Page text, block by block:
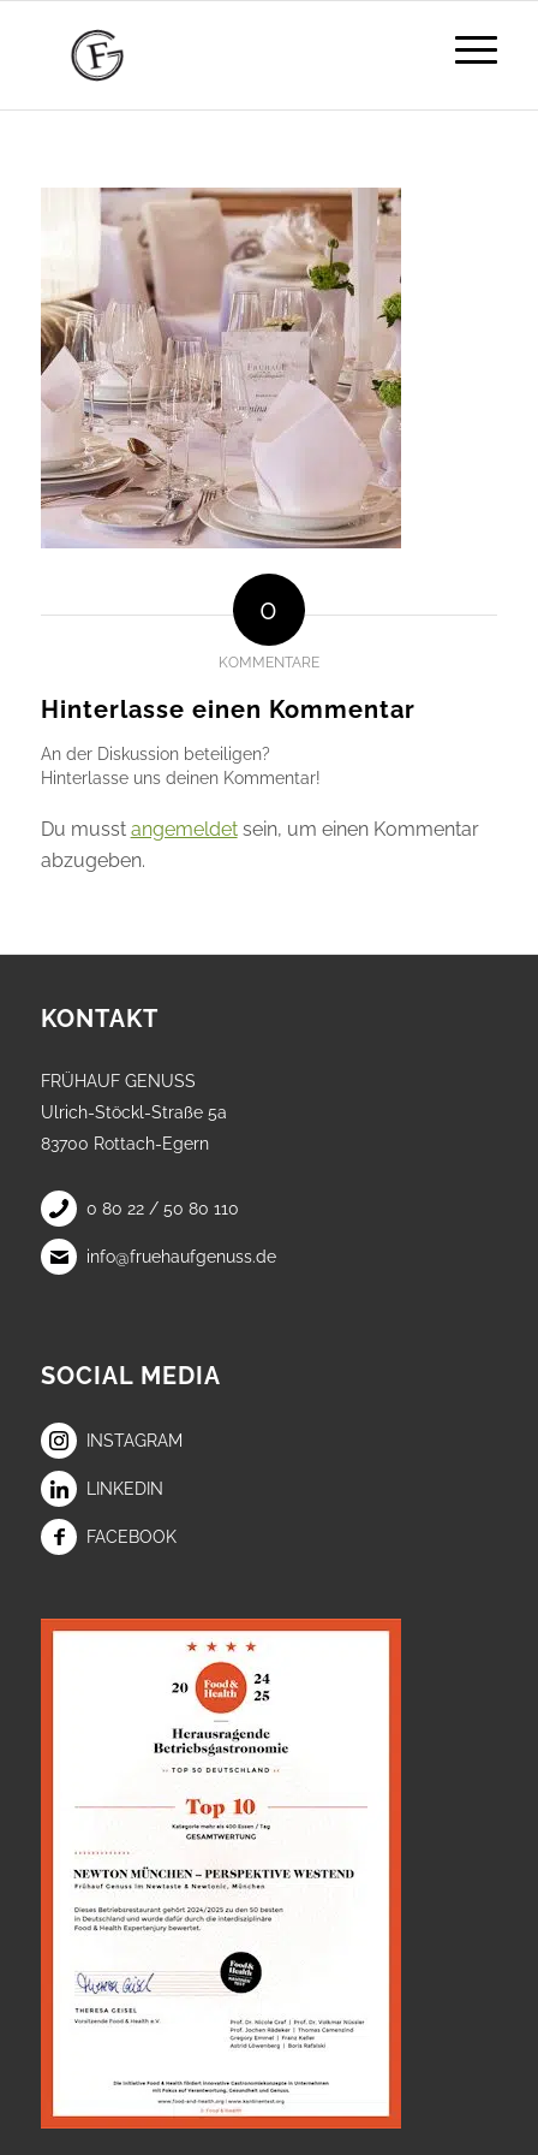
0
KOMMENTARE
Hinterlasse einen Kommentar
An der Diskussion beteiligen?
Hinterlasse uns deinen Kommentar!
Du musst angemeldetsein, um einen Kommentar
abzugeben.
KONTAKT
FRÜHAUF GENUSS
Ulrich-Stöckl-Straße 5a
83700 Rottach-Egern
0 80 22 / 50 80 110
info@fruehaufgenuss.de
SOCIAL MEDIA
INSTAGRAM
LINKEDIN
FACEBOOK